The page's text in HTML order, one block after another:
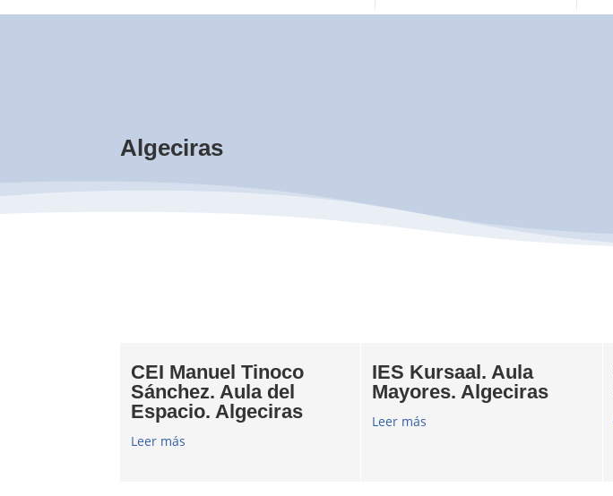
Algeciras
CEI Manuel Tinoco
Sánchez. Aula del
Espacio. Algeciras
Leer más
IES Kursaal. Aula
Mayores. Algeciras
Leer más